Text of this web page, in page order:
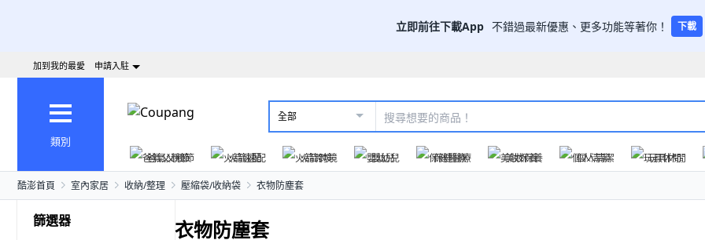
立即前往下載App 不錯過最新優惠、更多功能等著你！ 下載
加到我的最愛 申請入駐
類別
全部
爸氣父親節 火箭速配 火箭跨境 嬰幼兒 保健醫療 美妝保養 個人清潔 玩具休閒
酷澎首頁 室內家居 收納/整理 壓縮袋/收納袋 衣物防塵套
篩選器 衣物防塵套